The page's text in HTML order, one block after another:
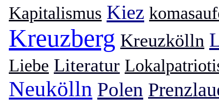
Kapitalismus Kiez
Kreuzberg Kreuzkölln
Liebe Literatur
Neukölln Polen